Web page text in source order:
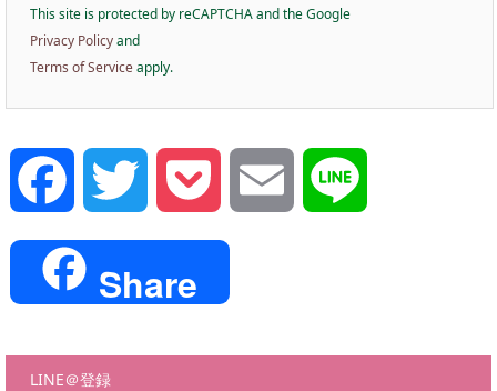
This site is protected by reCAPTCHA and the Google
Privacy Policyand
Terms of Serviceapply.
Facebook Twitter Pocket Email
Share
LINE＠登録